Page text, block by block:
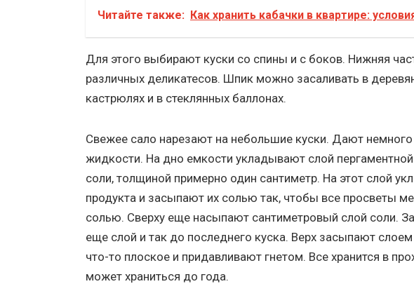
Читайте также: Как хранить кабачки в квартире:
Для этого выбирают куски со спины и с боков. Нижняя
различных деликатесов. Шпик можно засаливать в
кастрюлях и в стеклянных баллонах.
Свежее сало нарезают на небольшие куски. Дают
жидкости. На дно емкости укладывают слой
соли, толщиной примерно один сантиметр. На этот слой
продукта и засыпают их солью так, чтобы все просветы
солью. Сверху еще насыпают сантиметровый слой соли.
еще слой и так до последнего куска. Верх засыпают
что-то плоское и придавливают гнетом. Все хранится в
может храниться до года.